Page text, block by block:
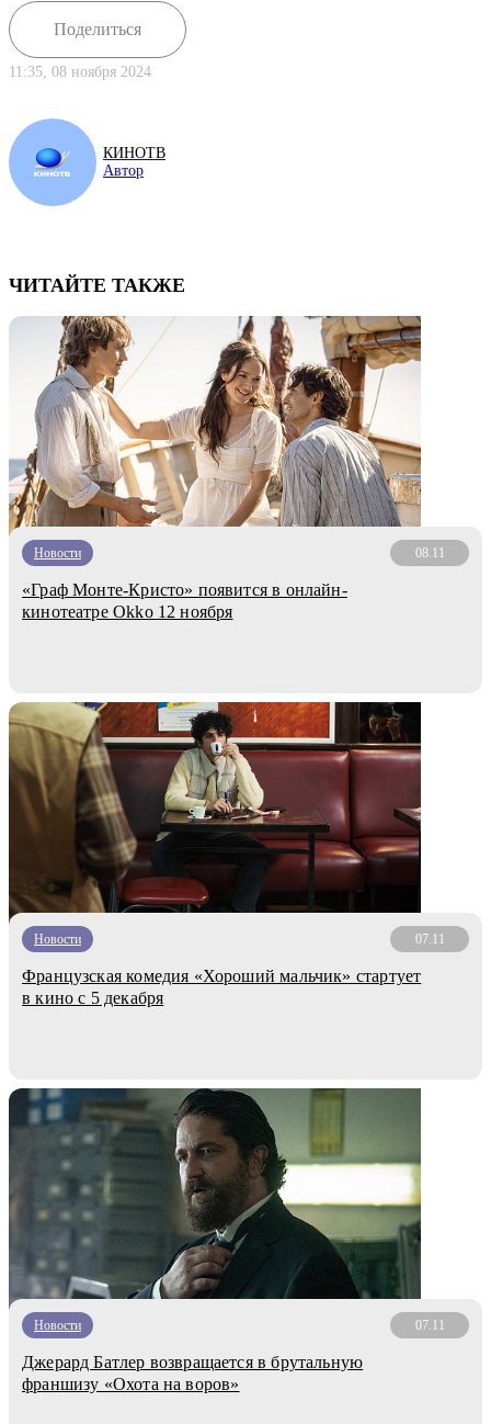
Поделиться
11:35, 08 ноября 2024
КИНОТВ
Автор
ЧИТАЙТЕ ТАКЖЕ
Новости 08.11
«Граф Монте-Кристо» появится в онлайн-
кинотеатре Okko 12 ноября
Новости 07.11
Французская комедия «Хороший мальчик» стартует
в кино с 5 декабря
Новости 07.11
Джерард Батлер возвращается в брутальную
франшизу «Охота на воров»